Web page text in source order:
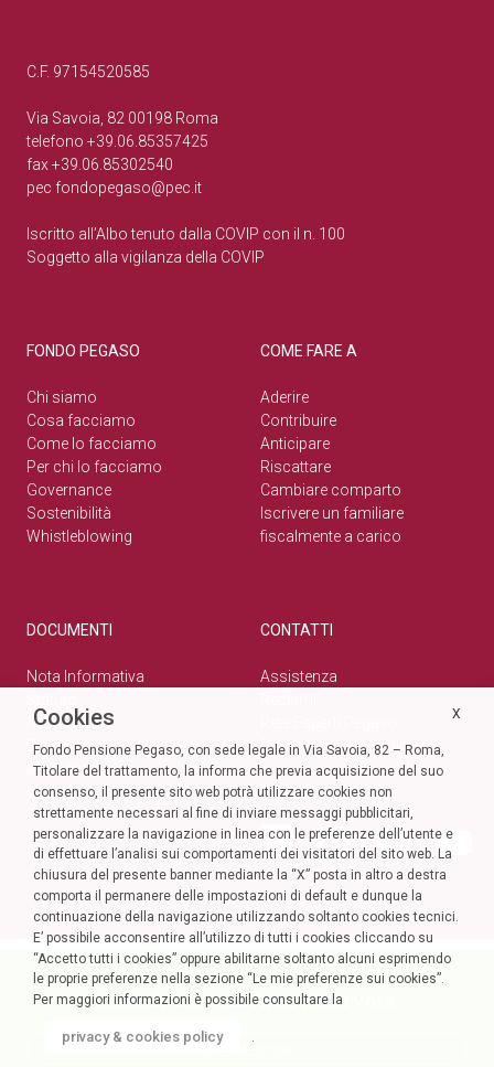
C.F. 97154520585
Via Savoia, 82 00198 Roma
telefono +39.06.85357425
fax +39.06.85302540
pec fondopegaso@pec.it
Iscritto all’Albo tenuto dalla COVIP con il n. 100
Soggetto alla vigilanza della COVIP
FONDO PEGASO
Chi siamo
Cosa facciamo
Come lo facciamo
Per chi lo facciamo
Governance
Sostenibilità
Whistleblowing
COME FARE A
Aderire
Contribuire
Anticipare
Riscattare
Cambiare comparto
Iscrivere un familiare
fiscalmente a carico
DOCUMENTI
Nota Informativa
Normativa
Bilanci
Modulistica
Circolari
CONTATTI
Assistenza
Privacy e cookie policy
SOCIAL
Accedi alla tua Area Riservata
X
Cookies
Fondo Pensione Pegaso, con sede legale in Via Savoia, 82 – Roma,
Titolare del trattamento, la informa che previa acquisizione del suo
consenso, il presente sito web potrà utilizzare cookies non
strettamente necessari al fine di inviare messaggi pubblicitari,
personalizzare la navigazione in linea con le preferenze dell’utente e
di effettuare l’analisi sui comportamenti dei visitatori del sito web. La
chiusura del presente banner mediante la “X” posta in altro a destra
comporta il permanere delle impostazioni di default e dunque la
continuazione della navigazione utilizzando soltanto cookies tecnici.
E’ possibile acconsentire all’utilizzo di tutti i cookies cliccando su
“Accetto tutti i cookies” oppure abilitarne soltanto alcuni esprimendo
le proprie preferenze nella sezione “Le mie preferenze sui cookies”.
Per maggiori informazioni è possibile consultare la
privacy & cookies policy .